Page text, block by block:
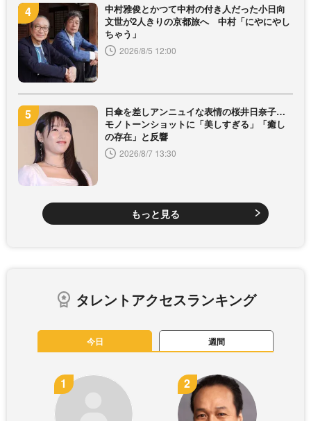
中村雅俊とかつて中村の付き人だった小日向
文世が2人きりの京都旅へ 中村「にやにやし
ちゃう」
2026/8/5 12:00
日傘を差しアンニュイな表情の桜井日奈子…
モノトーンショットに「美しすぎる」「癒し
の存在」と反響
2026/8/7 13:30
もっと見る
タレントアクセスランキング
今日 週間